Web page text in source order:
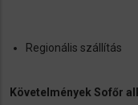
Regionális szállítás
Követelmények Sofőr